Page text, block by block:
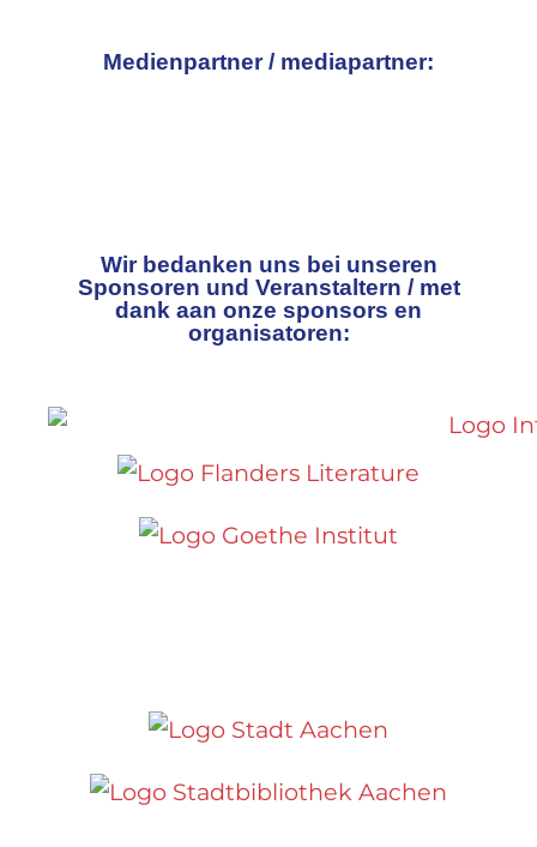
Medienpartner / mediapartner:
Wir bedanken uns bei unseren
Sponsoren und Veranstaltern / met
dank aan onze sponsors en
organisatoren: